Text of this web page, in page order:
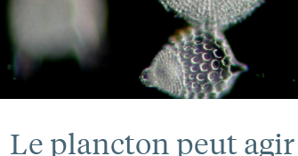
Le plancton peut agir